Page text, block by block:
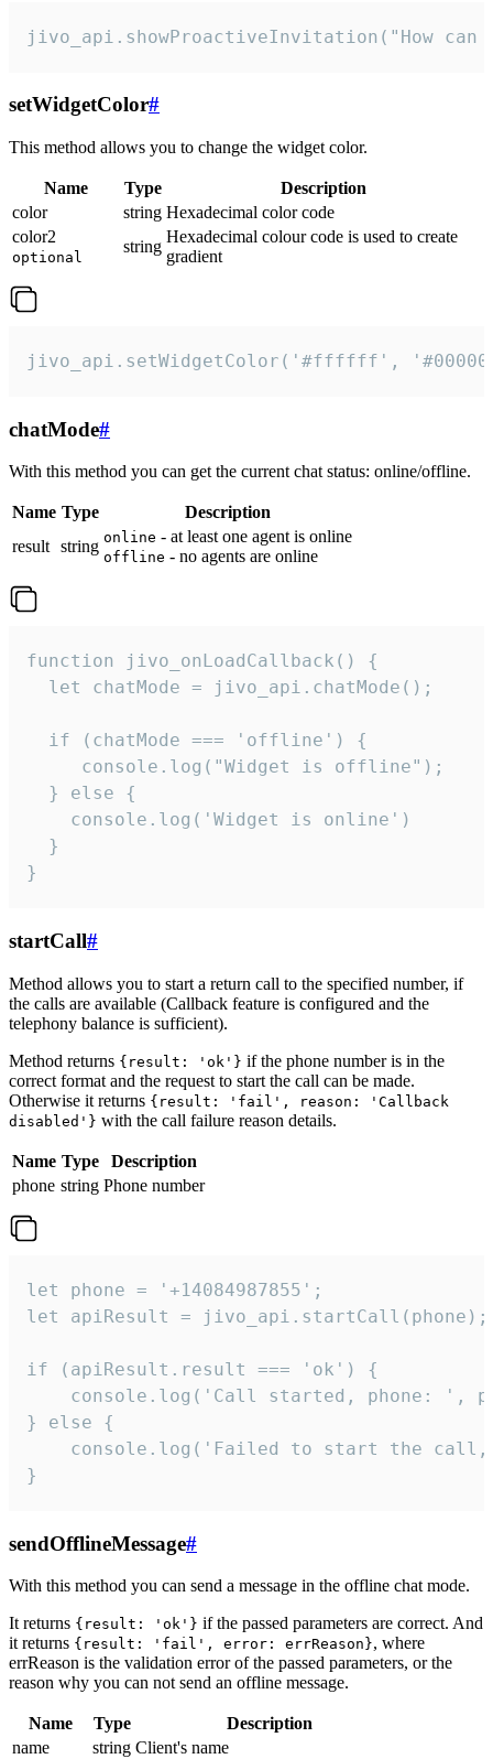
jivo_api.showProactiveInvitation("How
setWidgetColor#
This method allows you to change the widget color.
Name Type
Description
color
string Hexadecimal color code
color2
optional
string
Hexadecimal colour code is used to create
gradient
jivo_api.setWidgetColor('#ffffff',
chatMode#
With this method you can get the current chat status: online/offline.
Name Type
Description
result string online - at least one agent is online
offline - no agents are online
function jivo_onLoadCallback() {
  let chatMode = jivo_api.chatMode();
  if (chatMode === 'offline') {
     console.log("Widget is offline");
  } else {
    console.log('Widget is online')
  }
}
startCall#
Method allows you to start a return call to the specified number, if
the calls are available (Callback feature is configured and the
telephony balance is sufficient).
Method returns {result: 'ok'} if the phone number is in the
correct format and the request to start the call can be made.
Otherwise it returns {result: 'fail', reason: 'Callback
disabled'} with the call failure reason details.
Name Type
Description
phone string Phone number
let phone = '+14084987855';
let apiResult = jivo_api.startCall(phone);
if (apiResult.result === 'ok') {
console.log('Call started, phone: ',
} else {
console.log('Failed to start the
}
sendOfflineMessage#
With this method you can send a message in the offline chat mode.
It returns {result: 'ok'} if the passed parameters are correct. And
it returns {result: 'fail', error: errReason}, where
errReason is the validation error of the passed parameters, or the
reason why you can not send an offline message.
Name Type
Description
name
string Client's name